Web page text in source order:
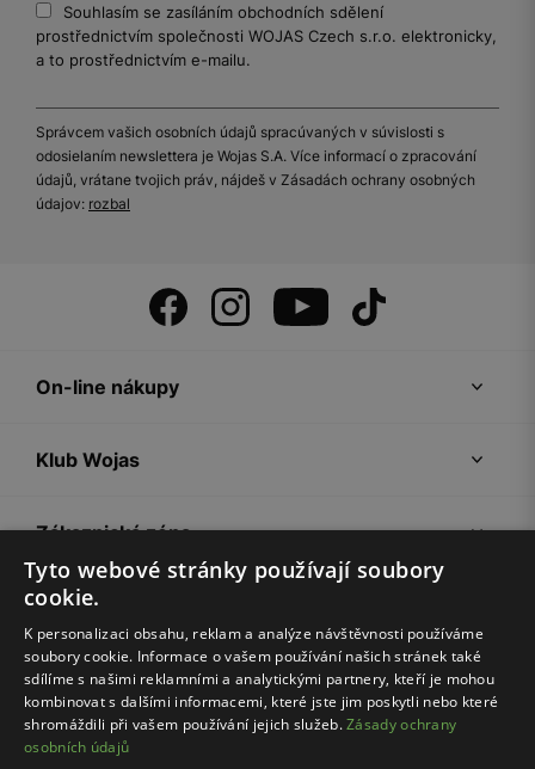
Souhlasím se zasíláním obchodních sdělení
prostřednictvím společnosti WOJAS Czech s.r.o. elektronicky,
a to prostřednictvím e-mailu.
Správcem vašich osobních údajů spracúvaných v súvislosti s
odosielaním newslettera je Wojas S.A. Více informací o zpracování
údajů, vrátane tvojich práv, nájdeš v Zásadách ochrany osobných
údajov: rozbal
On-line nákupy
Klub Wojas
Zákaznická zóna
Společnost Wojas
Rady
Tyto webové stránky používají soubory
cookie.
K personalizaci obsahu, reklam a analýze návštěvnosti používáme
soubory cookie. Informace o vašem používání našich stránek také
sdílíme s našimi reklamními a analytickými partnery, kteří je mohou
kombinovat s dalšími informacemi, které jste jim poskytli nebo které
shromáždili při vašem používání jejich služeb.Zásady ochrany
osobních údajů